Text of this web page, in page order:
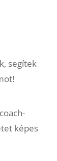
segítek
képes